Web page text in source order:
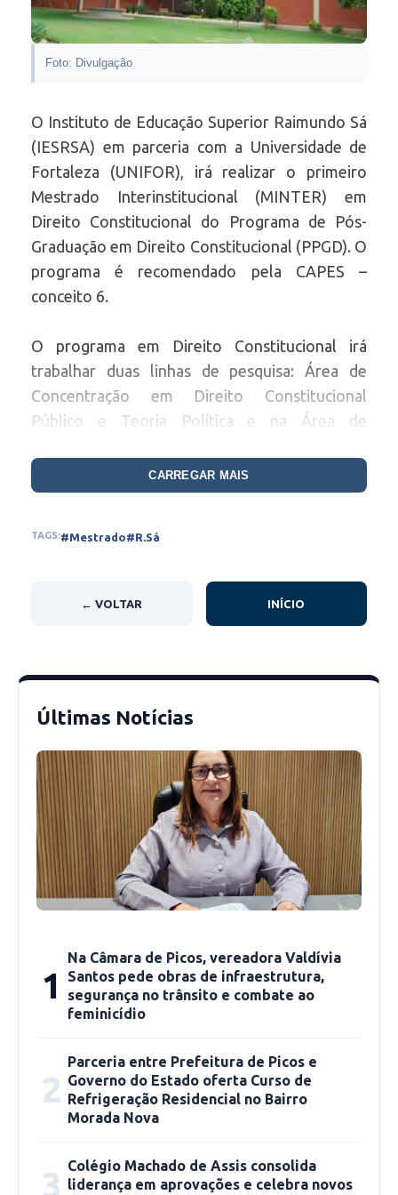
Foto: Divulgação
O Instituto de Educação Superior Raimundo Sá
(IESRSA) em parceria com a Universidade de
Fortaleza (UNIFOR), irá realizar o primeiro
Mestrado Interinstitucional (MINTER) em
Direito Constitucional do Programa de Pós-
Graduação em Direito Constitucional (PPGD). O
programa é recomendado pela CAPES –
conceito 6.
O programa em Direito Constitucional irá
trabalhar duas linhas de pesquisa: Área de
Concentração em Direito Constitucional
Público e Teoria Política e na Área de
Relações Privadas.
serão destinadas para a Área de Concentração
para a Área de
Concentração em Direito Constitucional nas
Para a coordenadora operacional do programa
de mestrado, Maria dos Remédios Beserra, o
programa em Direito Constitucional é um
programa de excelência, porque tem nota 6
extremamente qualificados “ esse é o primeiro
mestrado em Direito realizado nessa parceria
da Faculdade R.Sá com a UNIFOR, e representa
Picos, porque dará oportunidade aos
CARREGAR MAIS
TAGS:#Mestrado#R.Sá
← VOLTAR INÍCIO
Últimas Notícias
1
Na Câmara de Picos, vereadora Valdívia
Santos pede obras de infraestrutura,
segurança no trânsito e combate ao
feminicídio
2
Parceria entre Prefeitura de Picos e
Governo do Estado oferta Curso de
Refrigeração Residencial no Bairro
Morada Nova
3 Colégio Machado de Assis consolida
liderança em aprovações e celebra novos